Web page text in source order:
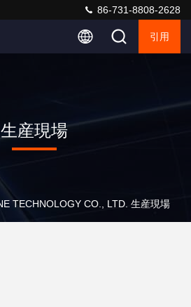
86-731-8808-2628
引用
生産現場
TECHNOLOGY CO., LTD. 生産現場